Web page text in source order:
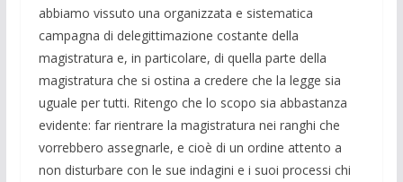
abbiamo vissuto una organizzata e sistematica
campagna di delegittimazione costante della
magistratura e, in particolare, di quella parte della
magistratura che si ostina a credere che la legge sia
uguale per tutti. Ritengo che lo scopo sia abbastanza
evidente: far rientrare la magistratura nei ranghi che
vorrebbero assegnarle, e cioè di un ordine attento a
non disturbare con le sue indagini e i suoi processi chi